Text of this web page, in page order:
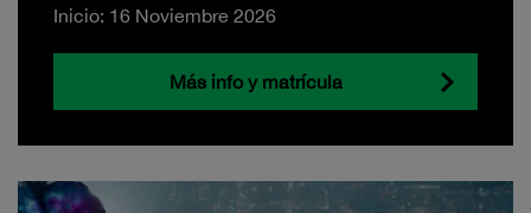
Inicio: 16 Noviembre 2026
Más info y matrícula